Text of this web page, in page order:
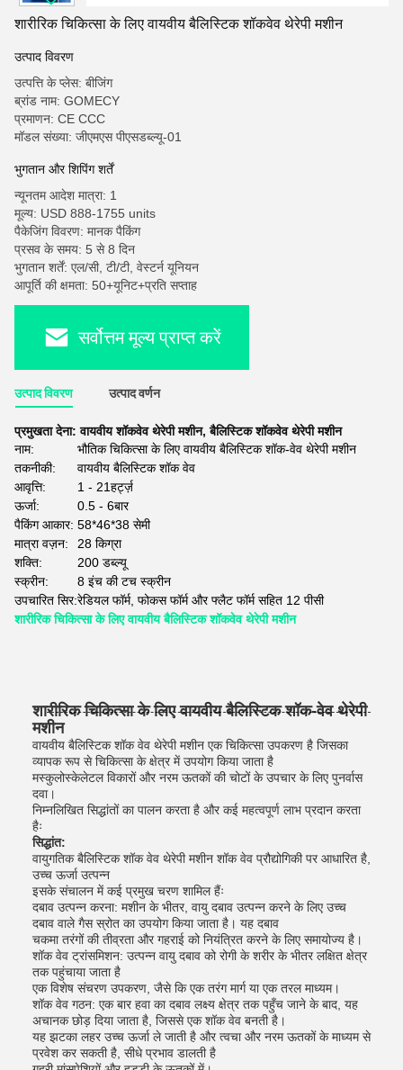
शारीरिक चिकित्सा के लिए वायवीय बैलिस्टिक शॉकवेव थेरेपी मशीन
उत्पाद विवरण
उत्पत्ति के प्लेस: बीजिंग
ब्रांड नाम: GOMECY
प्रमाणन: CE CCC
मॉडल संख्या: जीएमएस पीएसडब्ल्यू-01
भुगतान और शिपिंग शर्तें
न्यूनतम आदेश मात्रा: 1
मूल्य: USD 888-1755 units
पैकेजिंग विवरण: मानक पैकिंग
प्रसव के समय: 5 से 8 दिन
भुगतान शर्तें: एल/सी, टी/टी, वेस्टर्न यूनियन
आपूर्ति की क्षमता: 50+यूनिट+प्रति सप्ताह
सर्वोत्तम मूल्य प्राप्त करें
उत्पाद विवरण उत्पाद वर्णन
प्रमुखता देना:वायवीय शॉकवेव थेरेपी मशीन,बैलिस्टिक शॉकवेव थेरेपी मशीन
नाम:
भौतिक चिकित्सा के लिए वायवीय बैलिस्टिक शॉक-वेव थेरेपी मशीन
तकनीकी:
वायवीय बैलिस्टिक शॉक वेव
आवृत्ति:
1 - 21हर्ट्ज़
ऊर्जा:
0.5 - 6बार
पैकिंग आकार: 58*46*38 सेमी
मात्रा वज़न:
28 किग्रा
शक्ति:
200 डब्ल्यू
स्क्रीन:
8 इंच की टच स्क्रीन
उपचारित सिर:रेडियल फॉर्म, फोकस फॉर्म और फ्लैट फॉर्म सहित 12 पीसी
शारीरिक चिकित्सा के लिए वायवीय बैलिस्टिक शॉकवेव थेरेपी मशीन
शारीरिक चिकित्सा के लिए वायवीय बैलिस्टिक शॉक-वेव थेरेपी
मशीन
वायवीय बैलिस्टिक शॉक वेव थेरेपी मशीन एक चिकित्सा उपकरण है जिसका
व्यापक रूप से चिकित्सा के क्षेत्र में उपयोग किया जाता है
मस्कुलोस्केलेटल विकारों और नरम ऊतकों की चोटों के उपचार के लिए पुनर्वास
दवा।
निम्नलिखित सिद्धांतों का पालन करता है और कई महत्वपूर्ण लाभ प्रदान करता
हैः
सिद्धांत:
वायुगतिक बैलिस्टिक शॉक वेव थेरेपी मशीन शॉक वेव प्रौद्योगिकी पर आधारित है,
उच्च ऊर्जा उत्पन्न
इसके संचालन में कई प्रमुख चरण शामिल हैंः
दबाव उत्पन्न करना: मशीन के भीतर, वायु दबाव उत्पन्न करने के लिए उच्च
दबाव वाले गैस स्रोत का उपयोग किया जाता है। यह दबाव
चकमा तरंगों की तीव्रता और गहराई को नियंत्रित करने के लिए समायोज्य है।
शॉक वेव ट्रांसमिशन: उत्पन्न वायु दबाव को रोगी के शरीर के भीतर लक्षित क्षेत्र
तक पहुंचाया जाता है
एक विशेष संचरण उपकरण, जैसे कि एक तरंग मार्ग या एक तरल माध्यम।
शॉक वेव गठन: एक बार हवा का दबाव लक्ष्य क्षेत्र तक पहुँच जाने के बाद, यह
अचानक छोड़ दिया जाता है, जिससे एक शॉक वेव बनती है।
यह झटका लहर उच्च ऊर्जा ले जाती है और त्वचा और नरम ऊतकों के माध्यम से
प्रवेश कर सकती है, सीधे प्रभाव डालती है